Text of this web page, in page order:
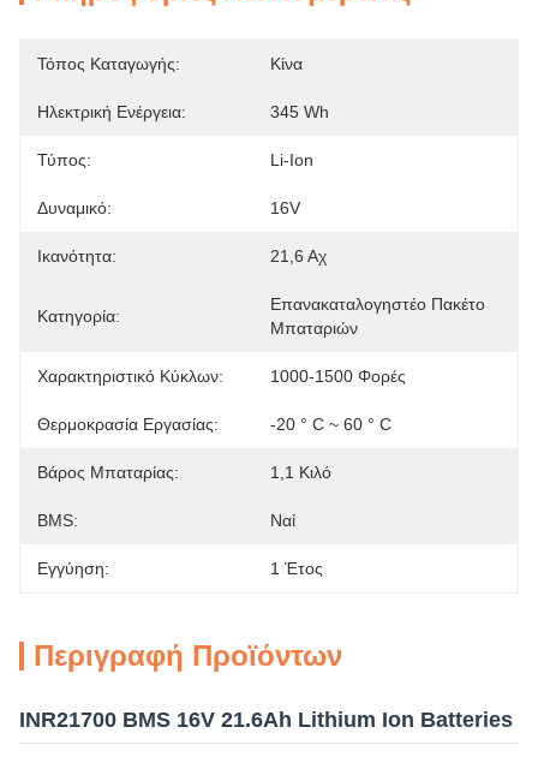
Τόπος Καταγωγής: Κίνα
Ηλεκτρική Ενέργεια: 345 Wh
Τύπος: Li-Ion
Δυναμικό: 16V
Ικανότητα: 21,6 Αχ
Κατηγορία:
Επανακαταλογηστέο Πακέτο
Μπαταριών
Χαρακτηριστικό Κύκλων: 1000-1500 Φορές
Θερμοκρασία Εργασίας: -20 ° C ~ 60 ° C
Βάρος Μπαταρίας: 1,1 Κιλό
BMS: Ναί
Εγγύηση: 1 Έτος
Περιγραφή Προϊόντων
INR21700 BMS 16V 21.6Ah Lithium Ion Batteries